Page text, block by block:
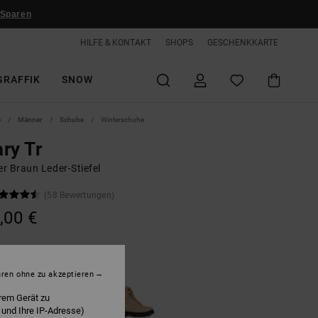
HILFE & KONTAKT SHOPS GESCHENKKARTE
SNOW
Männer Schuhe Winterschuhe
Tr
Braun Leder-Stiefel
(58 Bewertungen)
€
Gerät zu
Ihre IP-Adresse)
ohne zu akzeptieren